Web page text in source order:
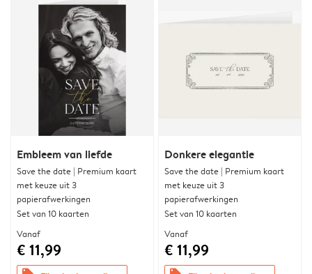
Embleem van liefde
Save the date | Premium kaart
met keuze uit 3
papierafwerkingen
Set van 10 kaarten
Vanaf
€ 11,99
Donkere elegantie
Save the date | Premium kaart
met keuze uit 3
papierafwerkingen
Set van 10 kaarten
Vanaf
€ 11,99